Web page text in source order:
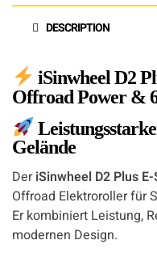
DESCRIPTION
iSinwheel D2
Offroad Power &
Gelände
DeriSinwheel D2 Plus
Offroad Elektroroller für
Er kombiniert Leistung,
modernen Design.